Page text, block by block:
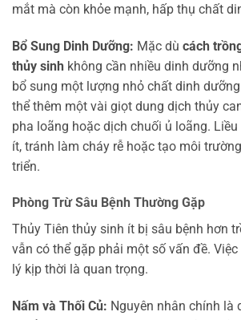
mắt mà còn khỏe mạnh, hấp thụ chất
Bổ Sung Dinh Dưỡng: Mặc dù cách
thủy sinh không cần nhiều dinh dưỡng
bổ sung một lượng nhỏ chất dinh
thể thêm một vài giọt dung dịch thủy
pha loãng hoặc dịch chuối ủ loãng.
ít, tránh làm cháy rễ hoặc tạo môi
triển.
Phòng Trừ Sâu Bệnh Thường Gặp
Thủy Tiên thủy sinh ít bị sâu bệnh hơn
vẫn có thể gặp phải một số vấn đề.
lý kịp thời là quan trọng.
Nấm và Thối Củ: Nguyên nhân chính là